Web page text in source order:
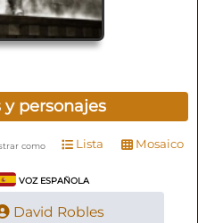
personajes
como Lista Mosaico
VOZ ESPAÑOLA
David Robles